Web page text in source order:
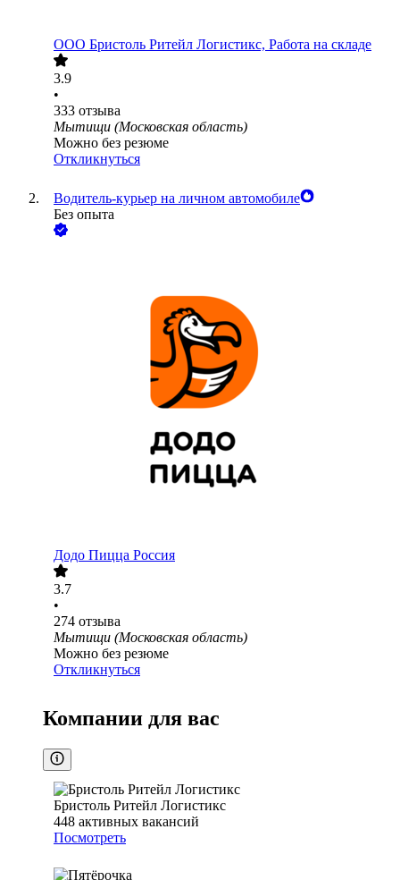
ООО Бристоль Ритейл Логистикс, Работа на складе
3.9
•
333 отзыва
Мытищи (Московская область)
Можно без резюме
Откликнуться
Водитель-курьер на личном автомобиле
Без опыта
Додо Пицца Россия
3.7
•
274 отзыва
Мытищи (Московская область)
Можно без резюме
Откликнуться
Компании для вас
Бристоль Ритейл Логистикс
448 активных вакансий
Посмотреть